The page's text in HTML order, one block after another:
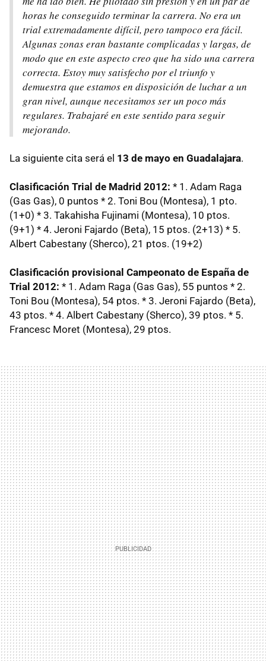
horas he conseguido terminar la carrera. No era un
trial extremadamente difícil, pero tampoco era fácil.
Algunas zonas eran bastante complicadas y largas, de
modo que en este aspecto creo que ha sido una carrera
correcta. Estoy muy satisfecho por el triunfo y
demuestra que estamos en disposición de luchar a un
gran nivel, aunque necesitamos ser un poco más
regulares. Trabajaré en este sentido para seguir
mejorando.
La siguiente cita será el 13 de mayo en Guadalajara.
Clasificación Trial de Madrid 2012: * 1. Adam Raga
(Gas Gas), 0 puntos * 2. Toni Bou (Montesa), 1 pto.
(1+0) * 3. Takahisha Fujinami (Montesa), 10 ptos.
(9+1) * 4. Jeroni Fajardo (Beta), 15 ptos. (2+13) * 5.
Albert Cabestany (Sherco), 21 ptos. (19+2)
Clasificación provisional Campeonato de España de
Trial 2012: * 1. Adam Raga (Gas Gas), 55 puntos * 2.
Toni Bou (Montesa), 54 ptos. * 3. Jeroni Fajardo (Beta),
43 ptos. * 4. Albert Cabestany (Sherco), 39 ptos. * 5.
Francesc Moret (Montesa), 29 ptos.